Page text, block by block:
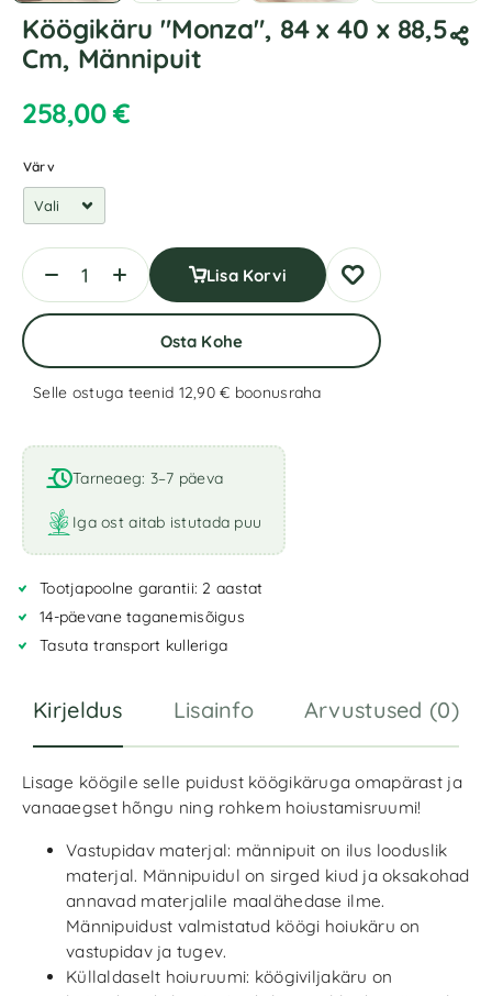
Köögikäru "Monza", 84 x 40 x 88,5
Cm, Männipuit
258,00€
Värv
Lisa Korvi
Osta Kohe
Selle ostuga teenid 12,90 € boonusraha
l
t
e
r
n
t
i
Tarneaeg: 3–7 päeva
Iga ost aitab istutada puu
Tootjapoolne garantii: 2 aastat
14-päevane taganemisõigus
Tasuta transport kulleriga
Kirjeldus Lisainfo Arvustused (0)
Lisage köögile selle puidust köögikäruga omapärast ja
vanaaegset hõngu ning rohkem hoiustamisruumi!
Vastupidav materjal: männipuit on ilus looduslik
materjal. Männipuidul on sirged kiud ja oksakohad
annavad materjalile maalähedase ilme.
Männipuidust valmistatud köögi hoiukäru on
vastupidav ja tugev.
Küllaldaselt hoiuruumi: köögiviljakäru on